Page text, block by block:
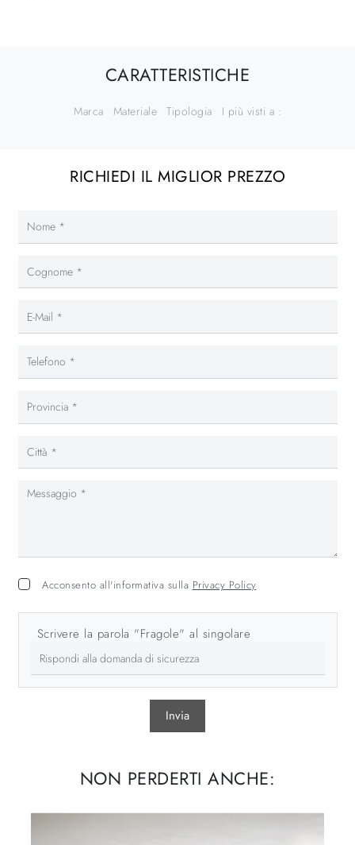
CARATTERISTICHE
Marca Materiale Tipologia I più visti a :
RICHIEDI IL MIGLIOR PREZZO
Acconsento all'informativa sulla Privacy Policy
Scrivere la parola "Fragole" al singolare
Invia
NON PERDERTI ANCHE: